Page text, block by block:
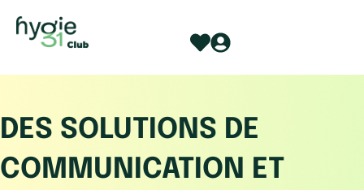
contenu
DES SOLUTIONS DE
COMMUNICATION ET